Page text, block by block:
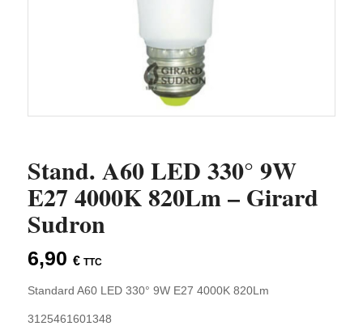
Stand. A60 LED 330° 9W
E27 4000K 820Lm – Girard
Sudron
6,90 € TTC
Standard A60 LED 330° 9W E27 4000K 820Lm
3125461601348